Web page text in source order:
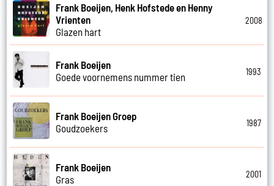
Frank Boeijen, Henk Hofstede en Henny
Vrienten
Glazen hart
2008
Frank Boeijen
Goede voornemens nummer tien
1993
Frank Boeijen Groep
Goudzoekers
1987
Frank Boeijen
Gras
2001